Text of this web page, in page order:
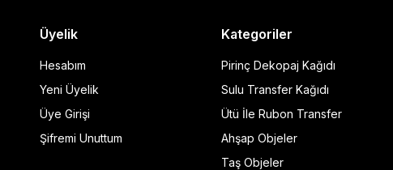
Üyelik
Hesabım
Yeni Üyelik
Üye Girişi
Şifremi Unuttum
Kategoriler
Pirinç Dekopaj Kağıdı
Sulu Transfer Kağıdı
Ütü İle Rubon Transfer
Ahşap Objeler
Taş Objeler